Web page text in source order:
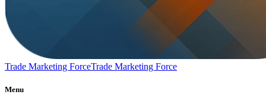
Trade Marketing ForceTrade Marketing Force
Menu